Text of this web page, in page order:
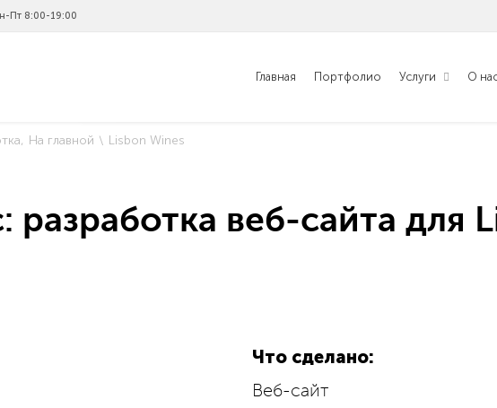
Пт 8:00-19:00
Главная Портфолио Услуги О
На главной Lisbon Wines
разработка веб-сайта для
Что сделано:
Веб-сайт